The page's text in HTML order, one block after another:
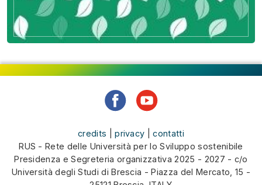
credits |privacy |contatti
RUS - Rete delle Università per lo Sviluppo sostenibile
Presidenza e Segreteria organizzativa 2025 - 2027 - c/o
Università degli Studi di Brescia - Piazza del Mercato, 15 -